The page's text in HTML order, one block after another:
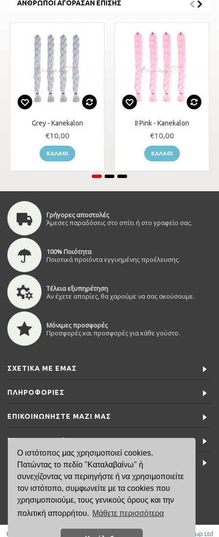
Ο ιστότοπος μας χρησιμοποιεί cookies.
Πατώντας το πεδίο "Καταλαβαίνω" ή
συνεχίζοντας να περιηγήστε ή να χρησιμοποιείτε
τον ιστότοπο, συμφωνείτε με τα cookies που
χρησιμοποιούμε, τους γενικούς όρους και την
πολιτική απορρήτου. Μάθετε περισσότερα
ΆΝΘΡΩΠΟΙ ΑΓΌΡΑΣΑΝ ΕΠΊΣΗΣ
Grey - Kanekalon
€10,00
ΚΑΛΆΘΙ
II Pink - Kanekalon
€10,00
ΚΑΛΆΘΙ
Γρήγορες αποστολές
Άμεσες παραδόσεις στο σπίτι ή στο γραφείο σας.
100% Ποιότητα
Ποιοτικά προϊόντα εγγυημένης προέλευσης.
Τέλεια εξυπηρέτηση
Αν έχετε απορίες, θα χαρούμε να σας ακούσουμε.
Μόνιμες προσφορές
Προσφορές και προσφορές για κάθε γούστο.
ΣΧΕΤΙΚΆ ΜΕ ΕΜΆΣ
ΠΛΗΡΟΦΟΡΊΕΣ
ΕΠΙΚΟΙΝΩΝΉΣΤΕ ΜΑΖΊ ΜΑΣ
ΕΙΔΙΚΈΣ ΠΡΟΣΦΟΡΈΣ
ΤΕΛΕΥΤΑΊΑ ΝΈΑ
6981791141
Copyright © 2019, FisikaMallia.gr -